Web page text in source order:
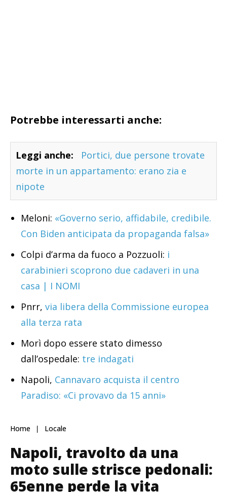
Potrebbe interessarti anche:
Leggi anche:
Portici, due persone trovate
morte in un appartamento: erano zia e
nipote
Meloni: «Governo serio, affidabile, credibile.
Con Biden anticipata da propaganda falsa»
Colpi d’arma da fuoco a Pozzuoli: i
carabinieri scoprono due cadaveri in una
casa | I NOMI
Pnrr, via libera della Commissione europea
alla terza rata
Morì dopo essere stato dimesso
dall’ospedale: tre indagati
Napoli, Cannavaro acquista il centro
Paradiso: «Ci provavo da 15 anni»
Home Locale
Napoli, travolto da una
moto sulle strisce pedonali:
65enne perde la vita